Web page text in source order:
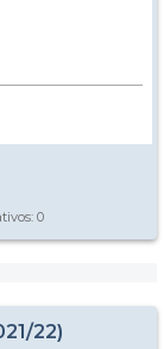
0
22)